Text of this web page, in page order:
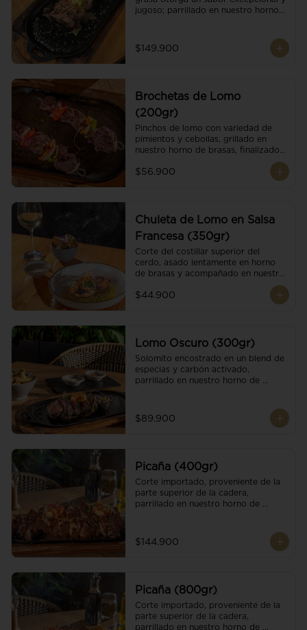
jugoso; parrillado en nuestro horno
cristales de sal y mantequilla de ajo
y pimientos. Dos guarniciones a
$149.900
Brochetas de Lomo
(200gr)
Pinchos de lomo con variedad de
pimientos y cebollas, grillado en
nuestro horno de brasas, finalizado
con cristales de sal. Acompañado de
salsa criolla.
$56.900
Chuleta de Lomo en Salsa
Francesa (350gr)
Corte del costillar superior del
cerdo, asado lentamente en horno
de brasas y acompañado en nuestra
$44.900
Lomo Oscuro (300gr)
Solomito encostrado en un blend de
especias y carbón activado,
parrillado en nuestro horno de
mantequilla de ajo y pimientos.
Acompañado de salsa criolla y una
$89.900
Picaña (400gr)
Corte importado, proveniente de la
parte superior de la cadera,
parrillado en nuestro horno de
Acompañado de salsa criolla de la
casa.
$144.900
Picaña (800gr)
Corte importado, proveniente de la
parte superior de la cadera,
parrillado en nuestro horno de